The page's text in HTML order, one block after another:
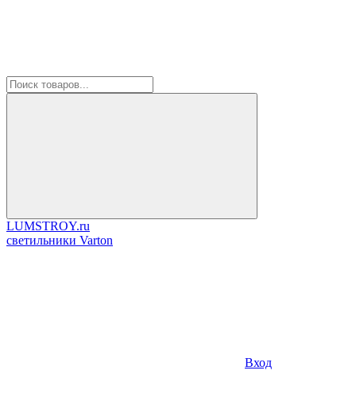
LUMSTROY.ru
cветильники Varton
Вход